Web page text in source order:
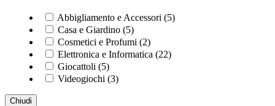
Abbigliamento e Accessori (5)
Casa e Giardino (5)
Cosmetici e Profumi (2)
Elettronica e Informatica (22)
Giocattoli (5)
Videogiochi (3)
Chiudi